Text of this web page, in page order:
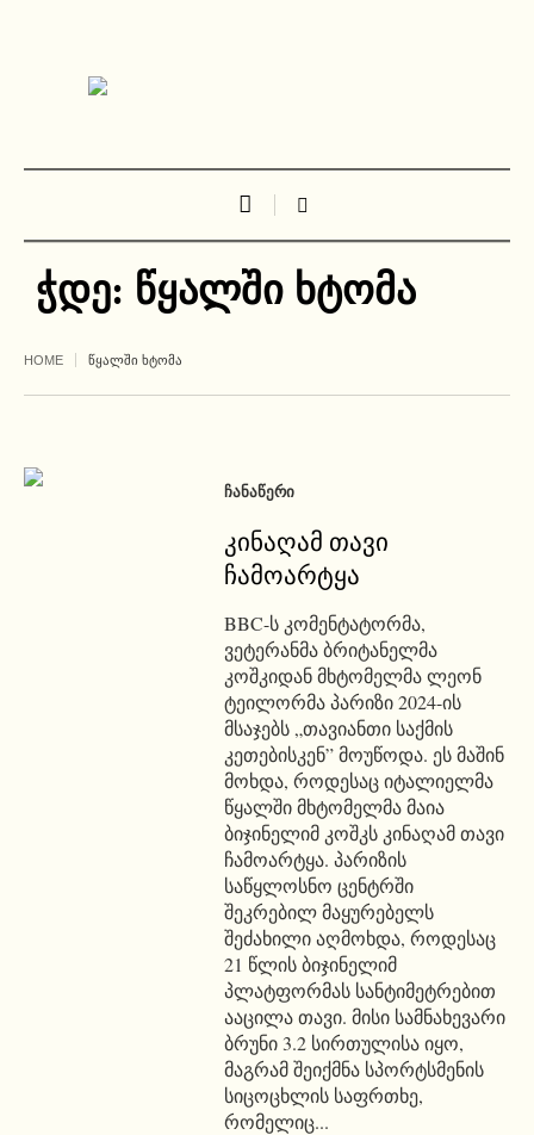
ჭდე: წყალში ხტომა
HOME ᲬᲧᲐᲚᲨᲘ ᲮᲢᲝᲛᲐ
ᲩᲐᲜᲐᲬᲔᲠᲘ
კინაღამ თავი
ჩამოარტყა
BBC-ს კომენტატორმა,
ვეტერანმა ბრიტანელმა
კოშკიდან მხტომელმა ლეონ
ტეილორმა პარიზი 2024-ის
მსაჯებს „თავიანთი საქმის
კეთებისკენ” მოუწოდა. ეს მაშინ
მოხდა, როდესაც იტალიელმა
წყალში მხტომელმა მაია
ბიჯინელიმ კოშკს კინაღამ თავი
ჩამოარტყა. პარიზის
საწყლოსნო ცენტრში
შეკრებილ მაყურებელს
შეძახილი აღმოხდა, როდესაც
21 წლის ბიჯინელიმ
პლატფორმას სანტიმეტრებით
ააცილა თავი. მისი სამნახევარი
ბრუნი 3.2 სირთულისა იყო,
მაგრამ შეიქმნა სპორტსმენის
სიცოცხლის საფრთხე,
რომელიც...